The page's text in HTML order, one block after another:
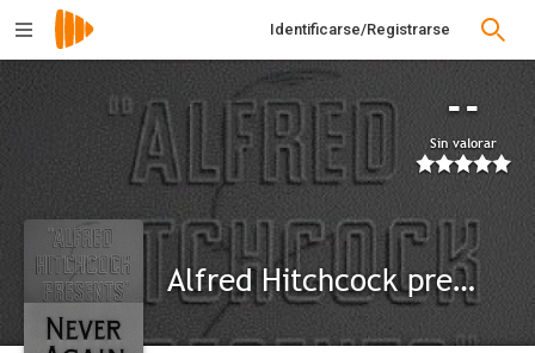
Identificarse/Registrarse
--
Sin valorar
Alfred Hitchcock presenta: Nunca más